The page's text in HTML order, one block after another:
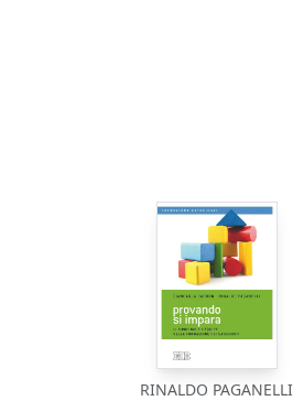
RINALDO PAGANELLI